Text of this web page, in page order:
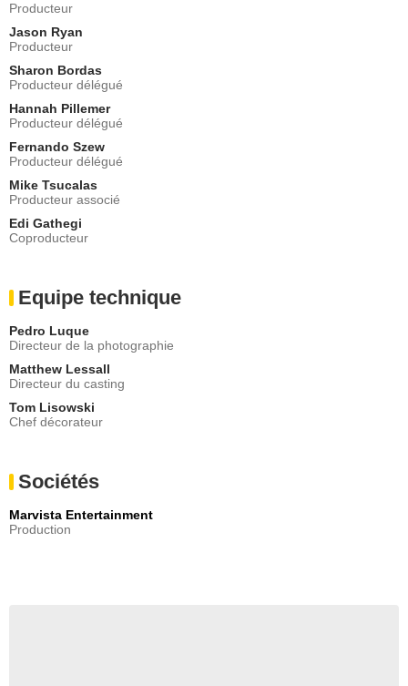
Producteur
Jason Ryan
Producteur
Sharon Bordas
Producteur délégué
Hannah Pillemer
Producteur délégué
Fernando Szew
Producteur délégué
Mike Tsucalas
Producteur associé
Edi Gathegi
Coproducteur
Equipe technique
Pedro Luque
Directeur de la photographie
Matthew Lessall
Directeur du casting
Tom Lisowski
Chef décorateur
Sociétés
Marvista Entertainment
Production